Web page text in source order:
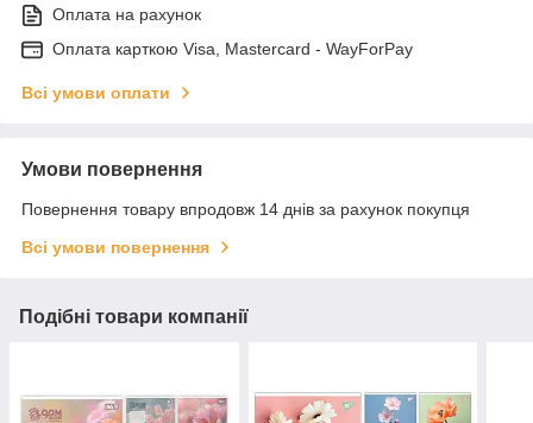
Оплата на рахунок
Оплата карткою Visa, Mastercard - WayForPay
Всі умови оплати
Умови повернення
Повернення товару впродовж 14 днів за рахунок покупця
Всі умови повернення
Подібні товари компанії